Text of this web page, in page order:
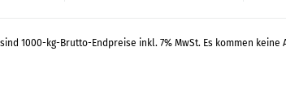
1000-kg-Brutto-Endpreise inkl. 7% MwSt. Es kommen keine